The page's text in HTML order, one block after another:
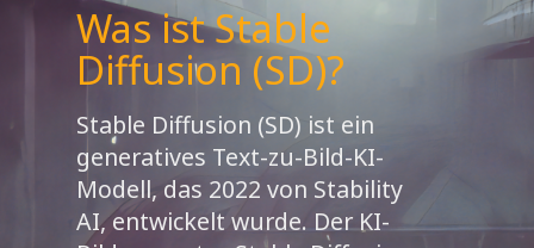
Was ist Stable
Diffusion (SD)?
Stable Diffusion (SD) ist ein
generatives Text-zu-Bild-KI-
Modell, das 2022 von Stability
AI, entwickelt wurde. Der KI-